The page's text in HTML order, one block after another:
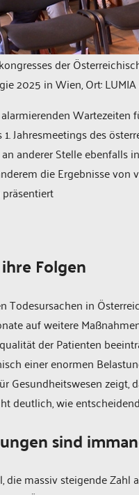
der
2025 in Wien, Ort:
Jahresmeetings des
anderer Stelle
die Ergebnisse
Folgen
Todesursachen in
auf weitere
der Patienten
einer enormen
Gesundheitswesen
deutlich, wie
sind
die massiv steigende